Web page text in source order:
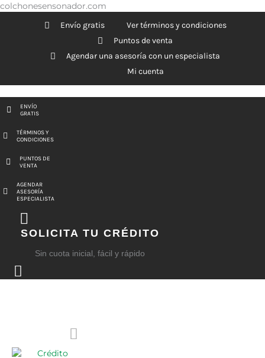
colchonesensonador.com
contenido
Envío gratis
Ver términos y condiciones
Puntos de venta
Agendar una asesoría con un especialista
Mi cuenta
ENVÍO
GRATIS
TÉRMINOS Y
CONDICIONES
PUNTOS DE
VENTA
AGENDAR
ASESORÍA
ESPECIALISTA
SOLICITA TU CRÉDITO
Sin cuota inicial, fácil y rápido